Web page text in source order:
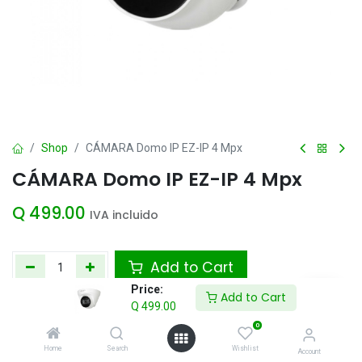
Price:
Q 499.00
Add to Cart
Home Search
0
Wishlist Account
Shop CÁMARA Domo IP EZ-IP 4 Mpx
CÁMARA Domo IP EZ-IP 4 Mpx
Q 499.00 IVA incluido
Add to Cart
Agregar a la lista de deseos